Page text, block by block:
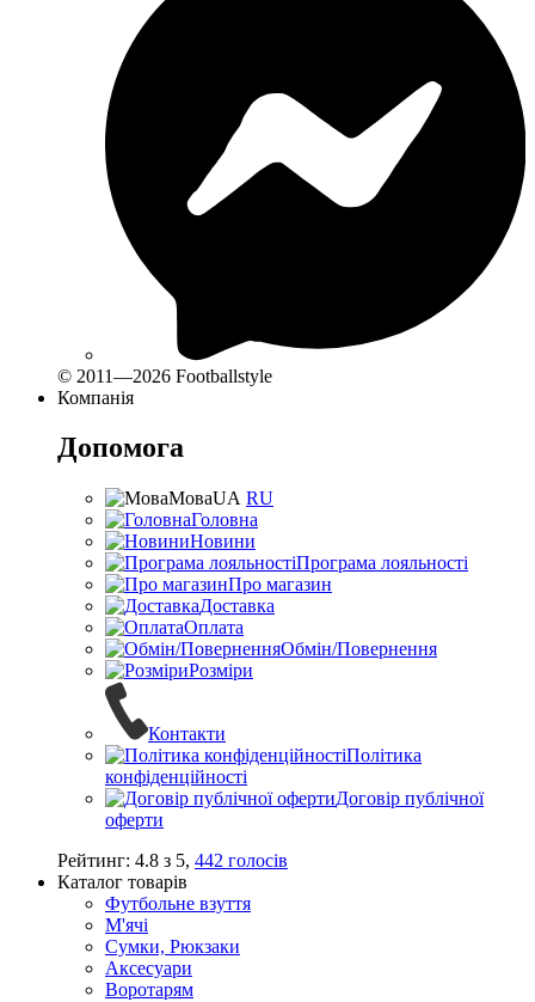
© 2011—2026 Footballstyle
Компанія
Допомога
МоваUA RU
Головна
Новини
Програма лояльності
Про магазин
Доставка
Оплата
Обмін/Повернення
Розміри
Контакти
Політика
конфіденційності
Договір публічної
оферти
Рейтинг: 4.8 з 5, 442 голосів
Каталог товарів
Футбольне взуття
М'ячі
Сумки, Рюкзаки
Аксесуари
Воротарям